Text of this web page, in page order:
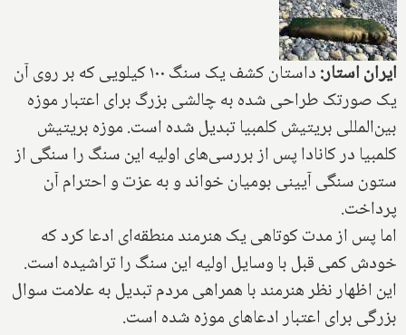
ایران استار:
داستان کشف یک سنگ ۱۰۰ کیلویی که بر روی آن
یک صورتک طراحی شده به چالشی بزرگ برای اعتبار موزه
بین‌المللی بریتیش کلمبیا تبدیل شده است. موزه بریتیش
کلمبیا در کانادا پس از بررسی‌های اولیه این سنگ را سنگی از
ستون سنگی آیینی بومیان خواند و به عزت و احترام آن
پرداخت.
اما پس از مدت کوتاهی یک هنرمند منطقه‌ای ادعا کرد که
خودش کمی قبل با وسایل اولیه این سنگ را تراشیده است.
این اظهار نظر هنرمند با همراهی مردم تبدیل به علامت سوال
بزرگی برای اعتبار ادعاهای موزه شده است.